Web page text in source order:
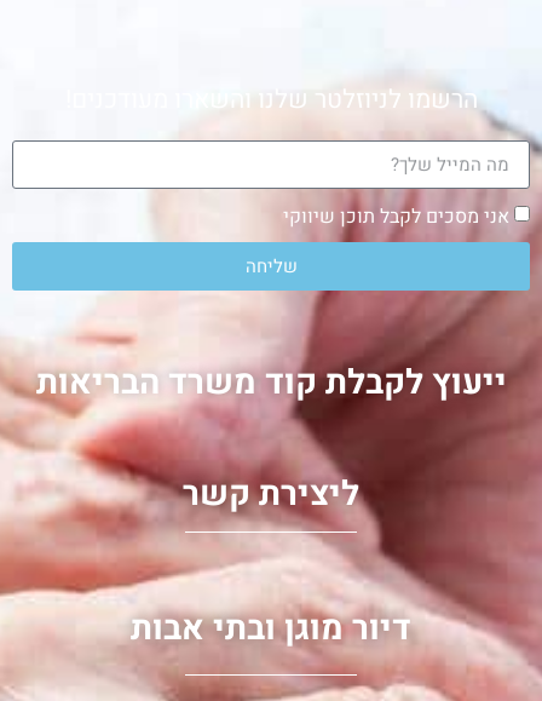
הרשמו לניוזלטר שלנו והשארו מעודכנים!
אני מסכים לקבל תוכן שיווקי
שליחה
ייעוץ לקבלת קוד משרד הבריאות
ליצירת קשר
דיור מוגן ובתי אבות